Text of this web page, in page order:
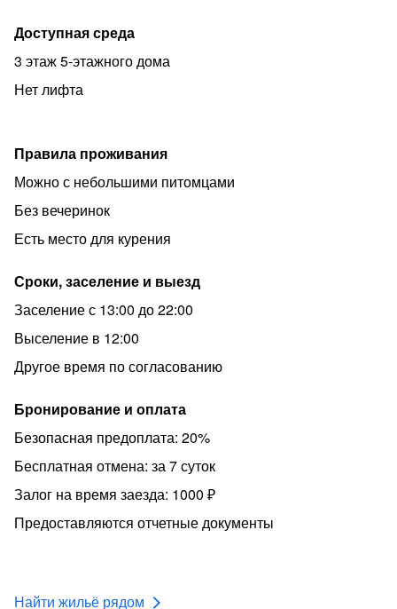
Доступная среда
3 этаж 5-этажного дома
Нет лифта
Правила проживания
Можно с небольшими питомцами
Без вечеринок
Есть место для курения
Сроки, заселение и выезд
Заселение с 13:00 до 22:00
Выселение в 12:00
Другое время по согласованию
Бронирование и оплата
Безопасная предоплата: 20%
Бесплатная отмена: за 7 суток
Залог на время заезда: 1000 ₽
Предоставляются отчетные документы
Найти жильё рядом